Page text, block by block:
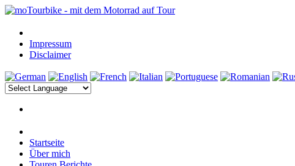
Impressum
Disclaimer
Startseite
Über mich